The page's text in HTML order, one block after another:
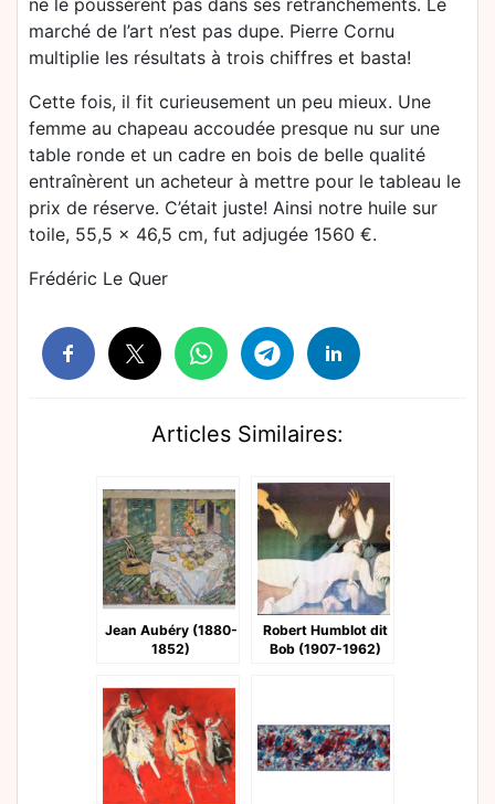
ne le poussèrent pas dans ses retranchements. Le
marché de l’art n’est pas dupe. Pierre Cornu
multiplie les résultats à trois chiffres et basta!
Cette fois, il fit curieusement un peu mieux. Une
femme au chapeau accoudée presque nu sur une
table ronde et un cadre en bois de belle qualité
entraînèrent un acheteur à mettre pour le tableau le
prix de réserve. C’était juste! Ainsi notre huile sur
toile, 55,5 x 46,5 cm, fut adjugée 1560 €.
Frédéric Le Quer
Articles Similaires:
Jean Aubéry (1880-
1852)
Robert Humblot dit
Bob (1907-1962)